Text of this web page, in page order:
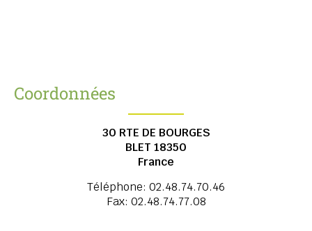
Coordonnées
30 RTE DE BOURGES
BLET 18350
France
Téléphone: 02.48.74.70.46
Fax: 02.48.74.77.08